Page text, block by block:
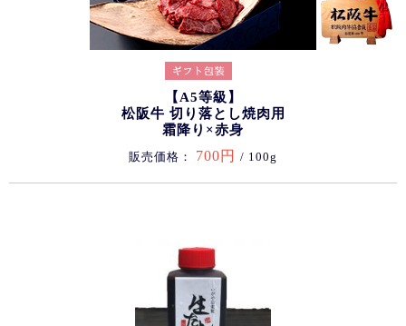
【A5等級】
松阪牛 切り落とし焼肉用
霜降り×赤身
販売価格： 700円 / 100g